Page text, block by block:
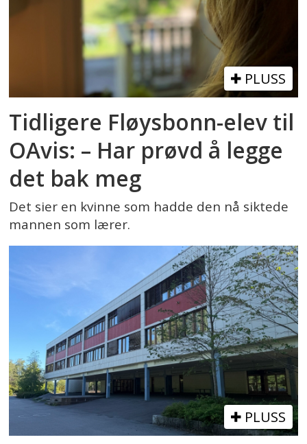
PLUSS
Tidligere Fløysbonn-elev til
OAvis: – Har prøvd å legge
det bak meg
Det sier en kvinne som hadde den nå siktede
mannen som lærer.
PLUSS